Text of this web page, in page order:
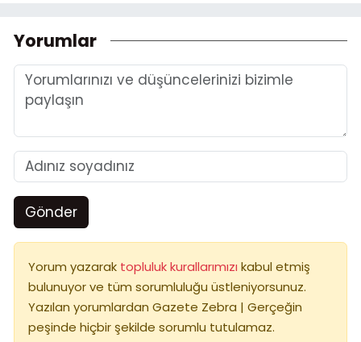
Yorumlar
Gönder
Yorum yazarak topluluk kurallarımızı kabul etmiş
bulunuyor ve tüm sorumluluğu üstleniyorsunuz.
Yazılan yorumlardan Gazete Zebra | Gerçeğin
peşinde hiçbir şekilde sorumlu tutulamaz.